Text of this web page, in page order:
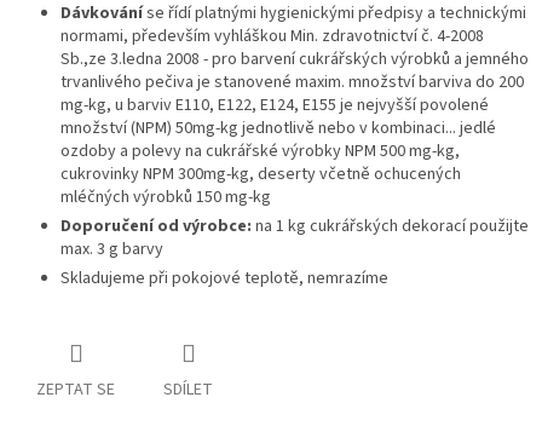
Dávkováníse řídí platnými hygienickými předpisy a technickými
normami, především vyhláškou Min. zdravotnictví č. 4-2008
Sb.,ze 3.ledna 2008 - pro barvení cukrářských výrobků a jemného
trvanlivého pečiva je stanovené maxim. množství barviva do 200
mg-kg, u barviv E110, E122, E124, E155 je nejvyšší povolené
množství (NPM) 50mg-kg jednotlivě nebo v kombinaci... jedlé
ozdoby a polevy na cukrářské výrobky NPM 500 mg-kg,
cukrovinky NPM 300mg-kg, deserty včetně ochucených
mléčných výrobků 150 mg-kg
Doporučení od výrobce: na 1 kg cukrářských dekorací použijte
max. 3 g barvy
Skladujeme při pokojové teplotě, nemrazíme
ZEPTAT SE SDÍLET